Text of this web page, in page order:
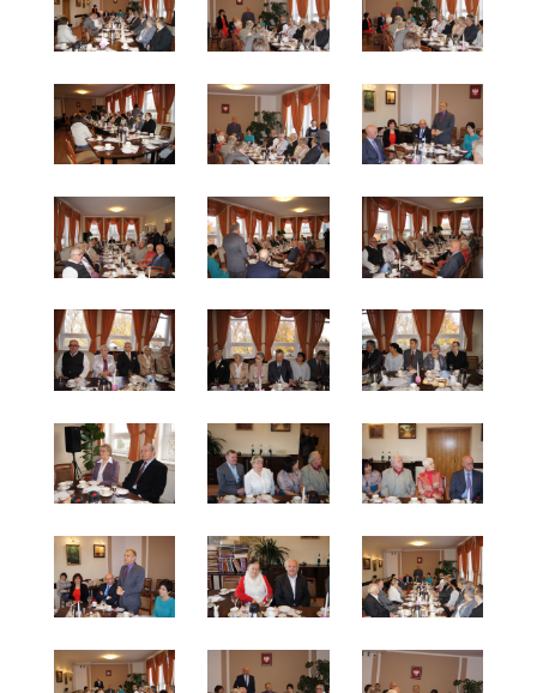
Zwierzyccy Witold i Jadwiga, Młodzikowscy
Włoch Piotr i Wanda, Płotka Albin i Urszula, Król
oraz Józef i Helena Hildebrandt – 60 lecie.
Wszystkim Jubilatom życzymy kolejnych lat